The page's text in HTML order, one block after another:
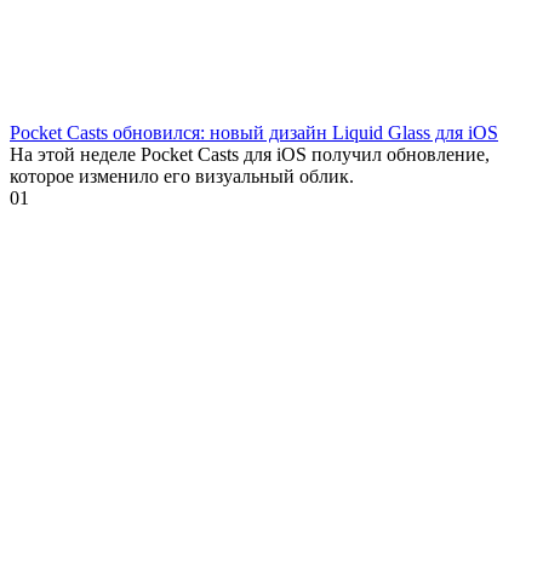
Pocket Casts обновился: новый дизайн Liquid Glass для iOS
На этой неделе Pocket Casts для iOS получил обновление,
которое изменило его визуальный облик.
01